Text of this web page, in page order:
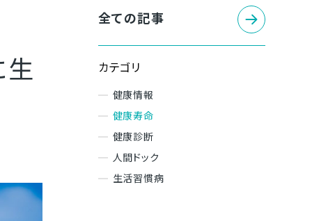
全ての記事
カテゴリ
健康情報
健康寿命
健康診断
人間ドック
生活習慣病